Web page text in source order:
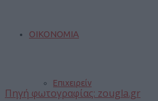
ΟΙΚΟΝΟΜΙΑ
Επιχειρείν
Πηγή φωτογραφίας: zougla.gr